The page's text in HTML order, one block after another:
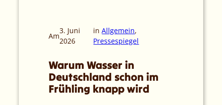
Am
3. Juni
2026
inAllgemein
Pressespiegel
Warum Wasser in
Deutschland schon im
Frühling knapp wird